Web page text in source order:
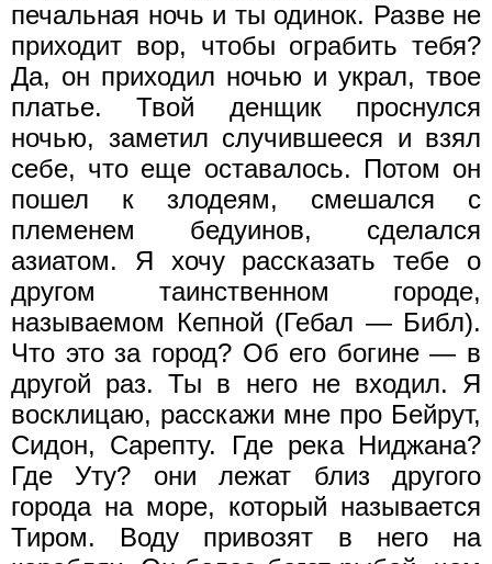
печальная ночь и ты одинок. Разве не
приходит вор, чтобы ограбить тебя?
Да, он приходил ночью и украл, твое
платье. Твой денщик проснулся
ночью, заметил случившееся и взял
себе, что еще оставалось. Потом он
пошел к злодеям, смешался с
племенем бедуинов, сделался
азиатом. Я хочу рассказать тебе о
другом таинственном городе,
называемом Кепной (Гебал — Библ).
Что это за город? Об его богине — в
другой раз. Ты в него не входил. Я
восклицаю, расскажи мне про Бейрут,
Сидон, Сарепту. Где река Ниджана?
Где Уту? они лежат близ другого
города на море, который называется
Тиром. Воду привозят в него на